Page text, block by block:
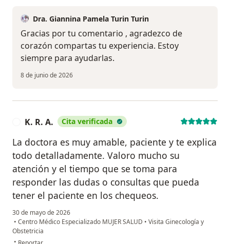
Dra. Giannina Pamela Turin Turin
Gracias por tu comentario , agradezco de
corazón compartas tu experiencia. Estoy
siempre para ayudarlas.
8 de junio de 2026
K. R. A. Cita verificada
La doctora es muy amable, paciente y te explica
todo detalladamente. Valoro mucho su
atención y el tiempo que se toma para
responder las dudas o consultas que pueda
tener el paciente en los chequeos.
30 de mayo de 2026
• Centro Médico Especializado MUJER SALUD • Visita Ginecología y
Obstetricia
• en opinión del usuario K. R. A.